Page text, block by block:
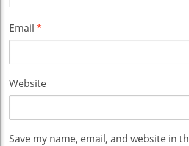
Email *
Website
Save my name, email, and website in